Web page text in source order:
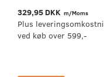
329,95 DKK m/Moms
Plus
ved køb over 599,-